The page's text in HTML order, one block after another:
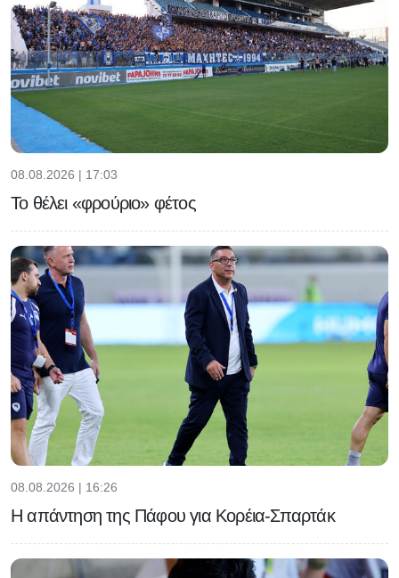
08.08.2026 | 17:03
Το θέλει «φρούριο» φέτος
08.08.2026 | 16:26
Η απάντηση της Πάφου για Κορέια-Σπαρτάκ